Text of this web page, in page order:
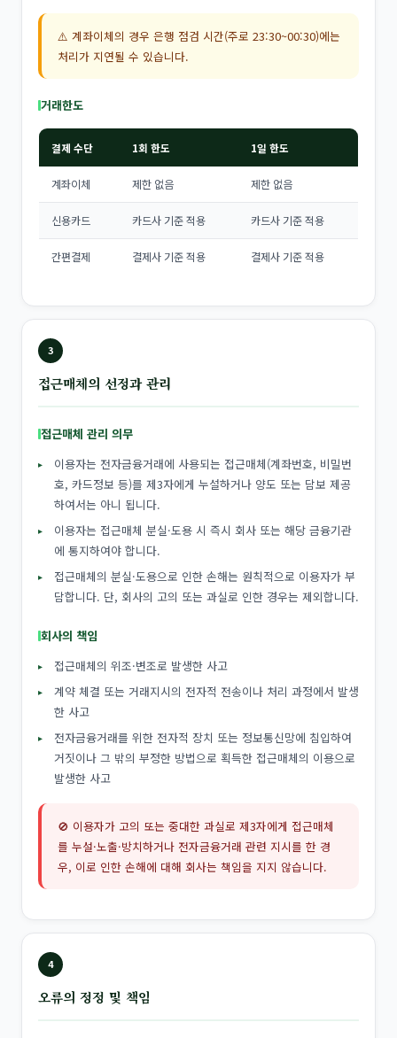
⚠️ 계좌이체의 경우 은행 점검 시간(주로 23:30~00:30)에는
처리가 지연될 수 있습니다.
거래한도
결제 수단 1회 한도 1일 한도
계좌이체 제한 없음 제한 없음
신용카드 카드사 기준 적용 카드사 기준 적용
간편결제 결제사 기준 적용 결제사 기준 적용
3
접근매체의 선정과 관리
접근매체 관리 의무
이용자는 전자금융거래에 사용되는 접근매체(계좌번호, 비밀번
호, 카드정보 등)를 제3자에게 누설하거나 양도 또는 담보 제공
하여서는 아니 됩니다.
이용자는 접근매체 분실·도용 시 즉시 회사 또는 해당 금융기관
에 통지하여야 합니다.
접근매체의 분실·도용으로 인한 손해는 원칙적으로 이용자가 부
담합니다. 단, 회사의 고의 또는 과실로 인한 경우는 제외합니다.
회사의 책임
접근매체의 위조·변조로 발생한 사고
계약 체결 또는 거래지시의 전자적 전송이나 처리 과정에서 발생
한 사고
전자금융거래를 위한 전자적 장치 또는 정보통신망에 침입하여
거짓이나 그 밖의 부정한 방법으로 획득한 접근매체의 이용으로
발생한 사고
🚫 이용자가 고의 또는 중대한 과실로 제3자에게 접근매체
를 누설·노출·방치하거나 전자금융거래 관련 지시를 한 경
우, 이로 인한 손해에 대해 회사는 책임을 지지 않습니다.
4
오류의 정정 및 책임